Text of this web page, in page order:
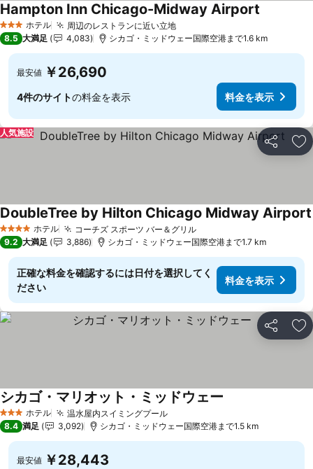
3 ホテルのランク
ホテル 周辺のレストランに近い立地料金を表示
Hampton Inn Chicago-Midway Airport
8.5 大満足 4,083 シカゴ・ミッドウェー国際空港まで1.6 km
最安値 ￥26,690
4件のサイトの料金を表示 料金を表示
シェア お
人気施設
4 ホテルのランク
ホテル コーチズ スポーツ バー＆グリル料金を表示
DoubleTree by Hilton Chicago Midway Airport
9.2 大満足 3,886 シカゴ・ミッドウェー国際空港まで1.7 km
正確な料金を確認するには日付を選択してく
ださい
料金を表示
シェア お
3 ホテルのランク
ホテル 温水屋内スイミングプール料金を表示
シカゴ・マリオット・ミッドウェー
8.4 満足 3,092 シカゴ・ミッドウェー国際空港まで1.5 km
最安値 ￥28,443